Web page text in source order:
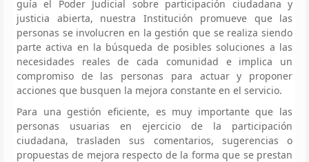
guía el Poder Judicial sobre participación ciudadana y
justicia abierta, nuestra Institución promueve que las
personas se involucren en la gestión que se realiza siendo
parte activa en la búsqueda de posibles soluciones a las
necesidades reales de cada comunidad e implica un
compromiso de las personas para actuar y proponer
acciones que busquen la mejora constante en el servicio.
Para una gestión eficiente, es muy importante que las
personas usuarias en ejercicio de la participación
ciudadana, trasladen sus comentarios, sugerencias o
propuestas de mejora respecto de la forma que se prestan